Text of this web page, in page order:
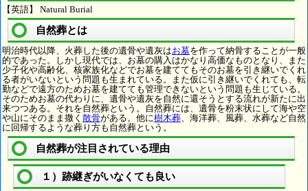
【英語】 Natural Burial
自然葬とは
明治時代以降、火葬した後の遺骨や遺灰はお墓を作って納骨することが一般
的であった。しかし現代では、お墓の購入はかなり高価なものとなり、また
少子化や高齢化、核家族化などでお墓を建ててもそのお墓を引き継いでくれ
る者がいないという問題も生まれている。また仮に引き継いでくれても、転
勤などで遠方のためお墓を建てても管理できないという問題も生じている。
そのためお墓の代わりに、遺骨や遺灰を自然に還そうとする流れが新たに出
来つつある。それを自然葬という。自然葬には、遺骨を粉末状にして海や空
や山にそのまま撒く 散骨がある。他に樹木葬、海洋葬、風葬、水葬など自然
に回帰するような葬り方も自然葬という。
自然葬が注目されている理由
１）跡継ぎがいなくても良い